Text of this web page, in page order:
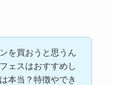
を買おうと思うん
ェスはおすすめし
本当？特徴やでき